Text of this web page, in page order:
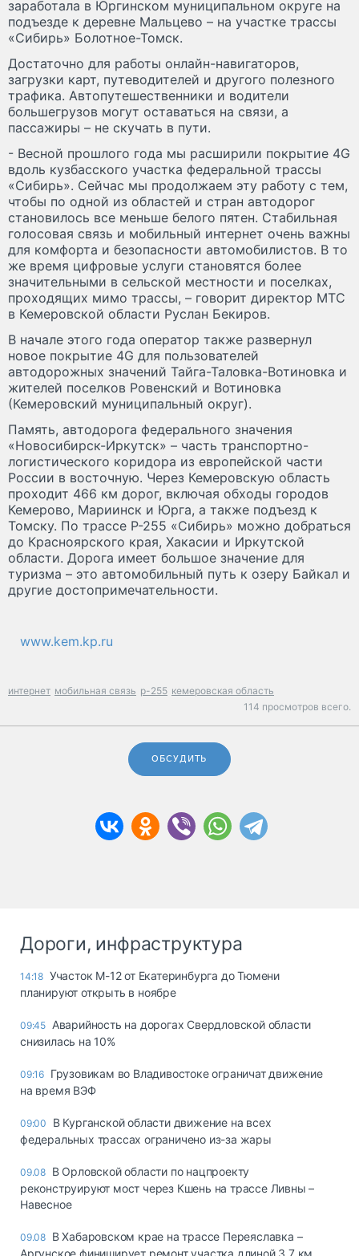
заработала в Юргинском муниципальном округе на
подъезде к деревне Мальцево – на участке трассы
«Сибирь» Болотное-Томск.
Достаточно для работы онлайн-навигаторов,
загрузки карт, путеводителей и другого полезного
трафика. Автопутешественники и водители
большегрузов могут оставаться на связи, а
пассажиры – не скучать в пути.
- Весной прошлого года мы расширили покрытие 4G
вдоль кузбасского участка федеральной трассы
«Сибирь». Сейчас мы продолжаем эту работу с тем,
чтобы по одной из областей и стран автодорог
становилось все меньше белого пятен. Стабильная
голосовая связь и мобильный интернет очень важны
для комфорта и безопасности автомобилистов. В то
же время цифровые услуги становятся более
значительными в сельской местности и поселках,
проходящих мимо трассы, – говорит директор МТС
в Кемеровской области Руслан Бекиров.
В начале этого года оператор также развернул
новое покрытие 4G для пользователей
автодорожных значений Тайга-Таловка-Вотиновка и
жителей поселков Ровенский и Вотиновка
(Кемеровский муниципальный округ).
Память, автодорога федерального значения
«Новосибирск-Иркутск» – часть транспортно-
логистического коридора из европейской части
России в восточную. Через Кемеровскую область
проходит 466 км дорог, включая обходы городов
Кемерово, Мариинск и Юрга, а также подъезд к
Томску. По трассе Р-255 «Сибирь» можно добраться
до Красноярского края, Хакасии и Иркутской
области. Дорога имеет большое значение для
туризма – это автомобильный путь к озеру Байкал и
другие достопримечательности.
www.kem.kp.ru
интернет мобильная связь р-255 кемеровская область
114 просмотров всего.
ОБСУДИТЬ
Дороги, инфраструктура
14:18 Участок М-12 от Екатеринбурга до Тюмени
планируют открыть в ноябре
09:45 Аварийность на дорогах Свердловской области
снизилась на 10%
09:16 Грузовикам во Владивостоке ограничат движение
на время ВЭФ
09:00
В Курганской области движение на всех
федеральных трассах ограничено из-за жары
09.08 В Орловской области по нацпроекту
реконструируют мост через Кшень на трассе Ливны –
Навесное
09.08 В Хабаровском крае на трассе Переяславка –
Аргунское финиширует ремонт участка длиной 3,7 км